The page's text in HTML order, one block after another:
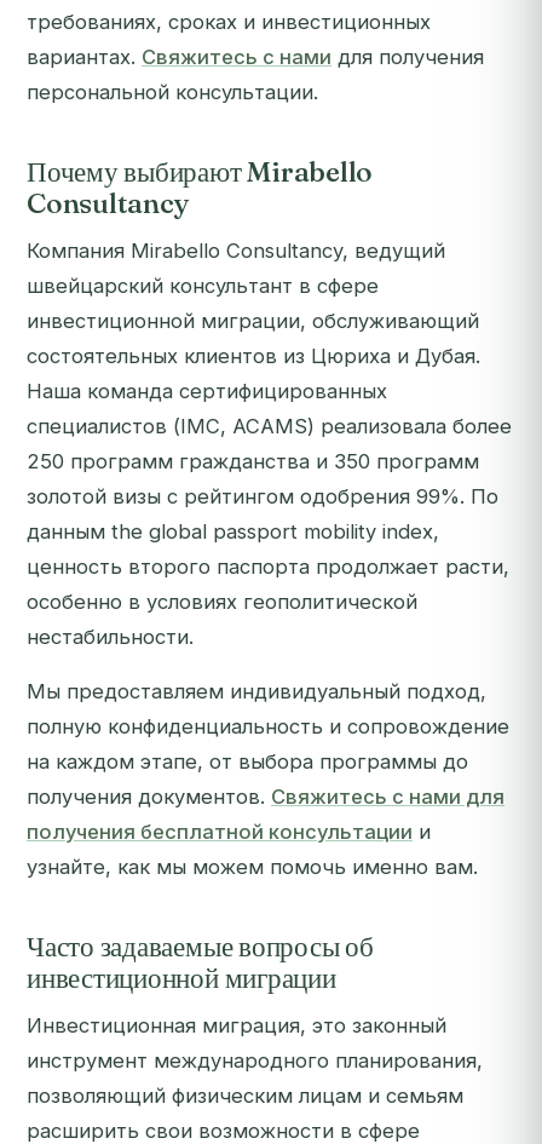
требованиях, сроках и инвестиционных
вариантах. Свяжитесь с нами для получения
персональной консультации.
Почему выбирают Mirabello
Consultancy
Компания Mirabello Consultancy, ведущий
швейцарский консультант в сфере
инвестиционной миграции, обслуживающий
состоятельных клиентов из Цюриха и Дубая.
Наша команда сертифицированных
специалистов (IMC, ACAMS) реализовала более
250 программ гражданства и 350 программ
золотой визы с рейтингом одобрения 99%. По
данным the global passport mobility index,
ценность второго паспорта продолжает расти,
особенно в условиях геополитической
нестабильности.
Мы предоставляем индивидуальный подход,
полную конфиденциальность и сопровождение
на каждом этапе, от выбора программы до
получения документов. Свяжитесь с нами для
получения бесплатной консультации и
узнайте, как мы можем помочь именно вам.
Часто задаваемые вопросы об
инвестиционной миграции
Инвестиционная миграция, это законный
инструмент международного планирования,
позволяющий физическим лицам и семьям
расширить свои возможности в сфере